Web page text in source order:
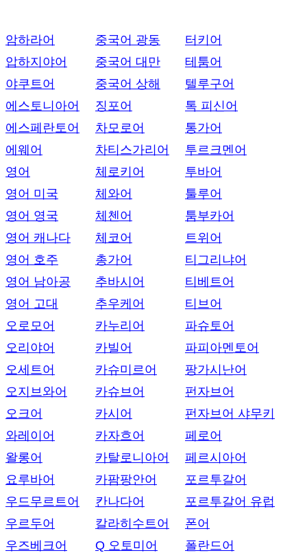
암하라어
압하지야어
야쿠트어
에스토니아어
에스페란토어
에웨어
영어
영어 미국
영어 영국
영어 캐나다
영어 호주
영어 남아공
영어 고대
오로모어
오리야어
오세트어
오지브와어
오크어
와레이어
왈롱어
요루바어
우드무르트어
우르두어
우즈베크어
중국어 광동
중국어 대만
중국어 상해
징포어
차모로어
차티스가리어
체로키어
체와어
체첸어
체코어
총가어
추바시어
추우케어
카누리어
카빌어
카슈미르어
카슈브어
카시어
카자흐어
카탈로니아어
카팜팡안어
칸나다어
칼라히수트어
Q 오토미어
터키어
테툼어
텔루구어
톡 피신어
통가어
투르크멘어
투바어
툴루어
툼부카어
트위어
티그리냐어
티베트어
티브어
파슈토어
파피아멘토어
팡가시난어
펀자브어
펀자브어 샤무키
페로어
페르시아어
포르투갈어
포르투갈어 유럽
폰어
폴란드어